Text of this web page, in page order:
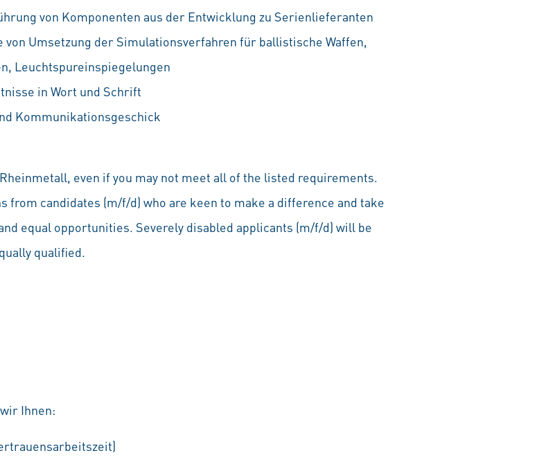
von Komponenten aus der Entwicklung zu Serienlieferanten
Umsetzung der Simulationsverfahren für ballistische Waffen,
Leuchtspureinspiegelungen
in Wort und Schrift
Kommunikationsgeschick
even if you may not meet all of the listed requirements.
from candidates (m/f/d) who are keen to make a difference and take
equal opportunities. Severely disabled applicants (m/f/d) will be
qualified.
Ihnen: